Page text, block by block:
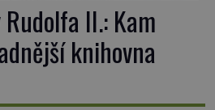
II.: Kam
knihovna